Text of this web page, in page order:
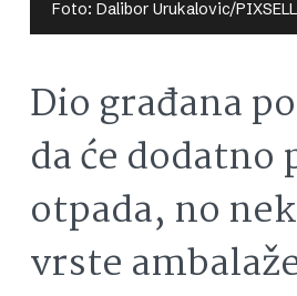
Foto: Dalibor Urukalovic/PIXSELL
Dio građana
da će
otpada, no
vrste